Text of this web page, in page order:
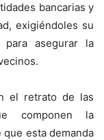
bancarias y
exigiéndoles su
asegurar la
el retrato de las
componen la
esta demanda